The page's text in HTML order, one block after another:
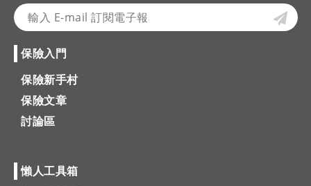
保險入門
保險新手村
保險文章
討論區
懶人工具箱